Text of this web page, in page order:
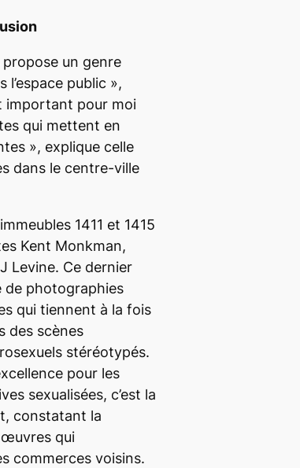
propose un genre
l’espace public »,
important pour moi
qui mettent en
», explique celle
dans le centre-ville
1411 et 1415
Kent Monkman,
Levine. Ce dernier
de photographies
qui tiennent à la fois
des scènes
stéréotypés.
pour les
sexualisées, c’est la
constatant la
œuvres qui
commerces voisins.